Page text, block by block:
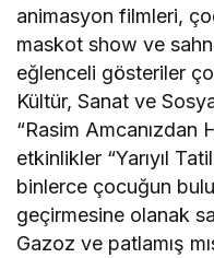
animasyon filmleri,
maskot show ve
eğlenceli gösteriler
Kültür, Sanat ve
“Rasim Amcanızdan
etkinlikler “Yarıyıl
binlerce çocuğun
geçirmesine olanak
Gazoz ve patlamış